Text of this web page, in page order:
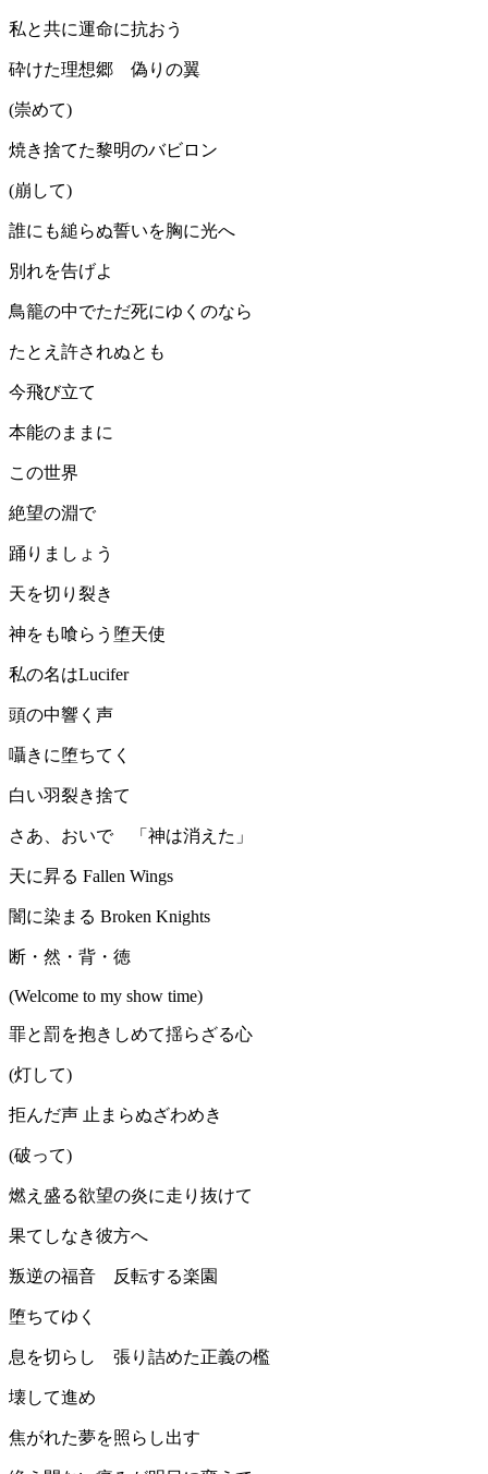
私と共に運命に抗おう
砕けた理想郷 偽りの翼
(崇めて)
焼き捨てた黎明のバビロン
(崩して)
誰にも縋らぬ誓いを胸に光へ
別れを告げよ
鳥籠の中でただ死にゆくのなら
たとえ許されぬとも
今飛び立て
本能のままに
この世界
絶望の淵で
踊りましょう
天を切り裂き
神をも喰らう堕天使
私の名はLucifer
頭の中響く声
囁きに堕ちてく
白い羽裂き捨て
さあ、おいで 「神は消えた」
天に昇る Fallen Wings
闇に染まる Broken Knights
断・然・背・徳
(Welcome to my show time)
罪と罰を抱きしめて揺らざる心
(灯して)
拒んだ声 止まらぬざわめき
(破って)
燃え盛る欲望の炎に走り抜けて
果てしなき彼方へ
叛逆の福音 反転する楽園
堕ちてゆく
息を切らし 張り詰めた正義の檻
壊して進め
焦がれた夢を照らし出す